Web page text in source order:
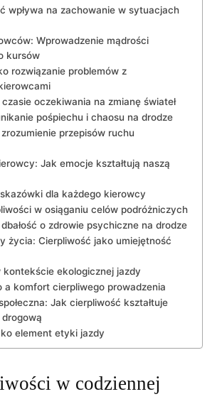
wpływa na zachowanie w sytuacjach
Wprowadzenie mądrości
kursów
rozwiązanie problemów z
oczekiwania na zmianę świateł
pośpiechu i chaosu na drodze
przepisów ruchu
Jak emocje kształtują naszą
dla każdego kierowcy
w osiąganiu celów podróżniczych
o zdrowie psychiczne na drodze
życia: Cierpliwość jako umiejętność
kontekście ekologicznej jazdy
a komfort cierpliwego prowadzenia
Jak cierpliwość kształtuje
element etyki jazdy
w codziennej